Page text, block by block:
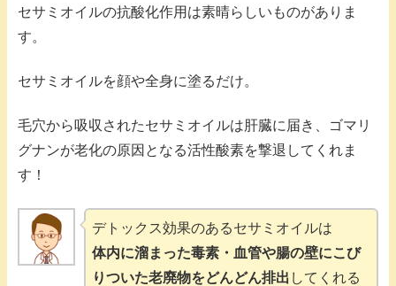
セサミオイルの抗酸化作用は素晴らしいものがありま
す。
セサミオイルを顔や全身に塗るだけ。
毛穴から吸収されたセサミオイルは肝臓に届き、ゴマリ
グナンが老化の原因となる活性酸素を撃退してくれま
す！
デトックス効果のあるセサミオイルは
体内に溜まった毒素・血管や腸の壁にこび
りついた老廃物をどんどん排出 してくれる